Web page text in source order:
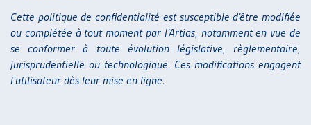
RESSOURCES
THÉMATIQUES
GUIDE SOCIAL ROMAND
AUTRES
Cette politique de confidentialité est susceptible d’être modifiée
ou complétée à tout moment par l’Artias, notamment en vue de
se conformer à toute évolution législative, règlementaire,
jurisprudentielle ou technologique. Ces modifications engagent
l’utilisateur dès leur mise en ligne.